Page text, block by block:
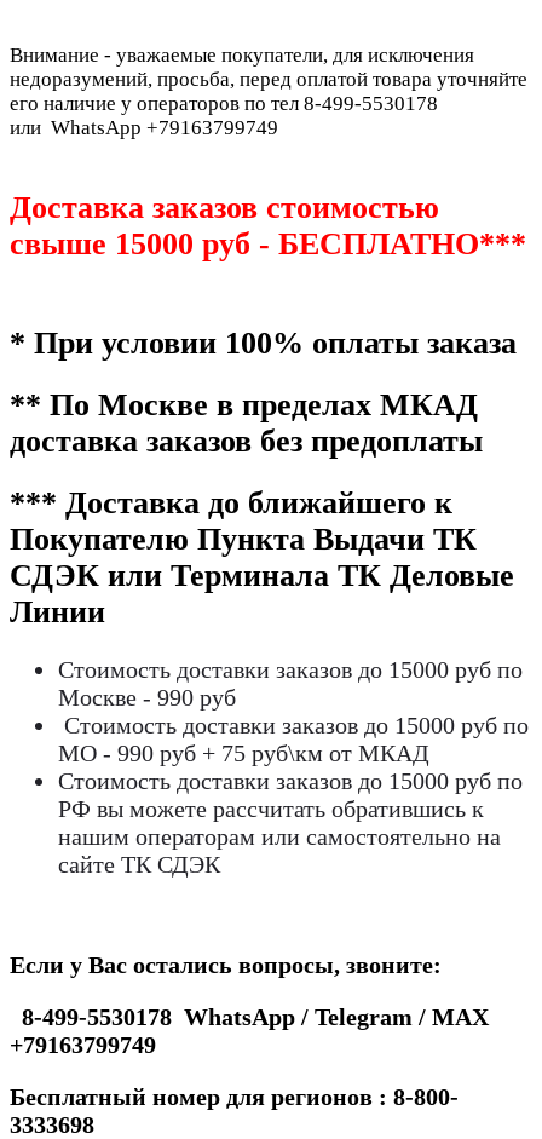
Внимание - уважаемые покупатели, для исключения
недоразумений, просьба, перед оплатой товара уточняйте
его наличие у операторов по тел 8-499-5530178
или WhatsApp +79163799749
Доставка заказов стоимостью
свыше 15000 руб - БЕСПЛАТНО***
* При условии 100% оплаты заказа
** По Москве в пределах МКАД
доставка заказов без предоплаты
*** Доставка до ближайшего к
Покупателю Пункта Выдачи ТК
СДЭК или Терминала ТК Деловые
Линии
Стоимость доставки заказов до 15000 руб по
Москве - 990 руб
Стоимость доставки заказов до 15000 руб по
МО - 990 руб + 75 руб\км от МКАД
Стоимость доставки заказов до 15000 руб по
РФ вы можете рассчитать обратившись к
нашим операторам или самостоятельно на
сайте ТК СДЭК
Если у Вас остались вопросы, звоните:
8-499-5530178 WhatsApp / Telegram / MAX
+79163799749
Бесплатный номер для регионов : 8-800-
3333698